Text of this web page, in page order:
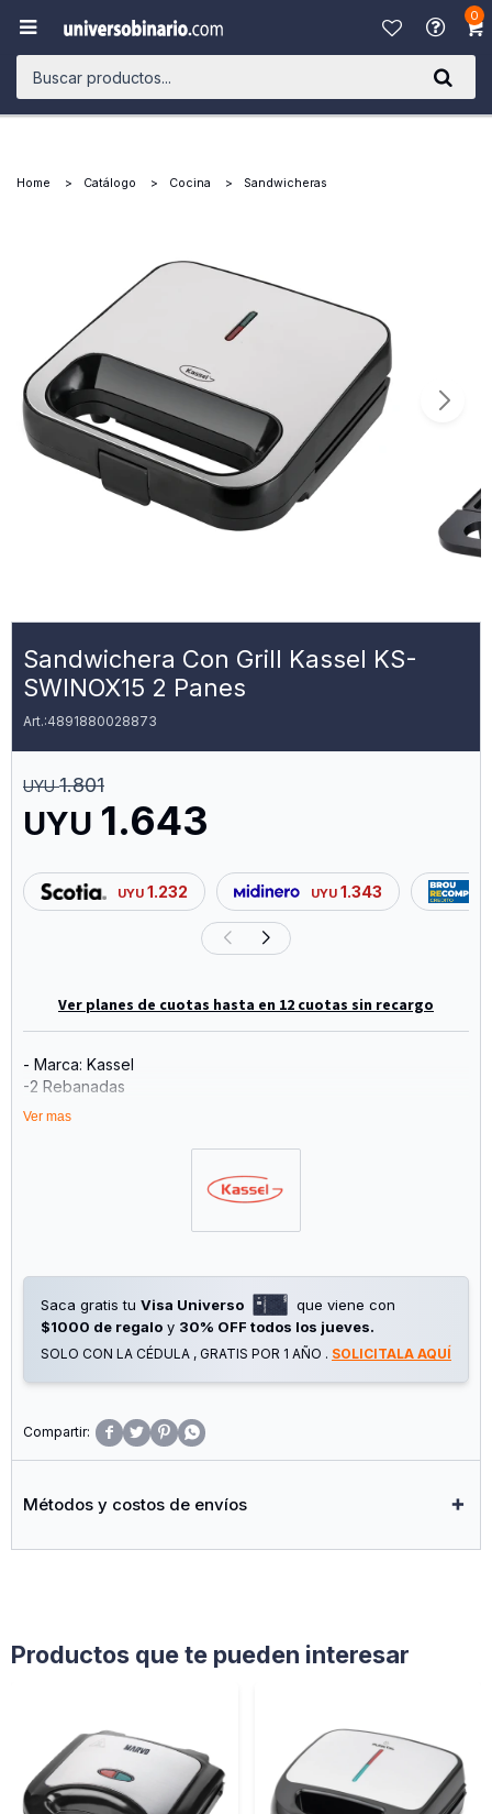
0

Home Catálogo Cocina Sandwicheras
Sandwichera Con Grill Kassel KS-
SWINOX15 2 Panes
4891880028873
UYU 1.643
UYU 1.801
UYU 1.232 UYU 1.343
Ver planes de cuotas hasta en 12 cuotas sin recargo
- Marca: Kassel
-2 Rebanadas
- Contiene 2 Placas Intercambiable Para Preparar Waffles -
- Medidas De Placa: 21.6 X12.6 Cm.
- Color Acero Inoxidable - Asa Toque Frío
- Indicador De Encendido Y Calentamiento
Ver mas
Saca gratis tu Visa Universo
que viene con
$1000 de regalo y 30% OFF todos los jueves.
SOLO CON LA CÉDULA , GRATIS POR 1 AÑO . SOLICITALA AQUÍ
   
Métodos y costos de envíos
Productos que te pueden interesar